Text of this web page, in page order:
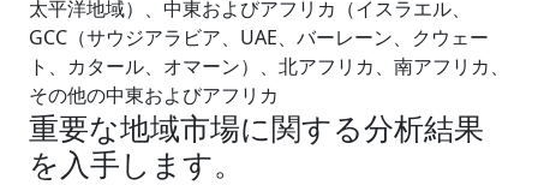
太平洋地域）、中東およびアフリカ（イスラエル、
GCC（サウジアラビア、UAE、バーレーン、クウェー
ト、カタール、オマーン）、北アフリカ、南アフリカ、
その他の中東およびアフリカ
重要な地域市場に関する分析結果
を入手します。